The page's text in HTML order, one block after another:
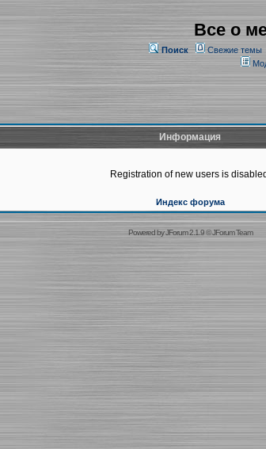
Все о
Поиск Свежие темы
Информация
Registration of new users is
Индекс форума
Powered byJForum 2.1.9©JForum Team